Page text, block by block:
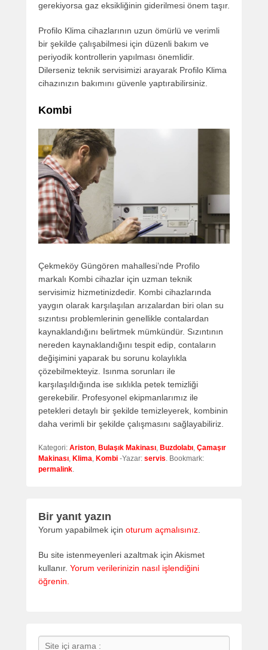
gerekiyorsa gaz eksikliğinin giderilmesi önem taşır.
Profilo Klima cihazlarının uzun ömürlü ve verimli
bir şekilde çalışabilmesi için düzenli bakım ve
periyodik kontrollerin yapılması önemlidir.
Dilerseniz teknik servisimizi arayarak Profilo Klima
cihazınızın bakımını güvenle yaptırabilirsiniz.
Kombi
Çekmeköy Güngören mahallesi’nde Profilo
markalı Kombi cihazlar için uzman teknik
servisimiz hizmetinizdedir. Kombi cihazlarında
yaygın olarak karşılaşılan arızalardan biri olan su
sızıntısı problemlerinin genellikle contalardan
kaynaklandığını belirtmek mümkündür. Sızıntının
nereden kaynaklandığını tespit edip, contaların
değişimini yaparak bu sorunu kolaylıkla
çözebilmekteyiz. Isınma sorunları ile
karşılaşıldığında ise sıklıkla petek temizliği
gerekebilir. Profesyonel ekipmanlarımız ile
petekleri detaylı bir şekilde temizleyerek, kombinin
daha verimli bir şekilde çalışmasını sağlayabiliriz.
Kategori: Ariston, Bulaşık Makinası, Buzdolabı, Çamaşır
Makinası, Klima, Kombi -Yazar: servis. Bookmark:
permalink.
Bir yanıt yazın
Yorum yapabilmek için oturum açmalısınız.
Bu site istenmeyenleri azaltmak için Akismet
kullanır. Yorum verilerinizin nasıl işlendiğini
öğrenin.
Search